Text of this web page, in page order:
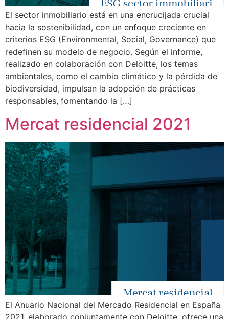
El sector inmobiliario está en una encrucijada crucial
hacia la sostenibilidad, con un enfoque creciente en
criterios ESG (Environmental, Social, Governance) que
redefinen su modelo de negocio. Según el informe,
realizado en colaboración con Deloitte, los temas
ambientales, como el cambio climático y la pérdida de
biodiversidad, impulsan la adopción de prácticas
responsables, fomentando la […]
Mercat residencial 2021
El Anuario Nacional del Mercado Residencial en España
2021, elaborado conjuntamente con Deloitte, ofrece una